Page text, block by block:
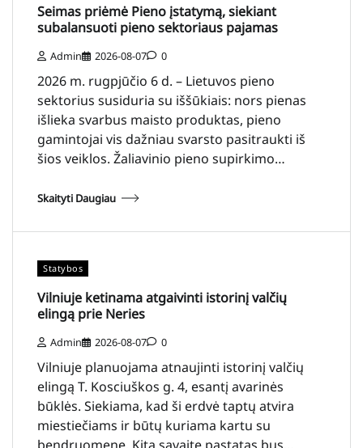
Seimas priėmė Pieno įstatymą, siekiant
subalansuoti pieno sektoriaus pajamas
Admin 2026-08-07 0
2026 m. rugpjūčio 6 d. – Lietuvos pieno
sektorius susiduria su iššūkiais: nors pienas
išlieka svarbus maisto produktas, pieno
gamintojai vis dažniau svarsto pasitraukti iš
šios veiklos. Žaliavinio pieno supirkimo…
Skaityti Daugiau
Statybos
Vilniuje ketinama atgaivinti istorinį valčių
elingą prie Neries
Admin 2026-08-07 0
Vilniuje planuojama atnaujinti istorinį valčių
elingą T. Kosciuškos g. 4, esantį avarinės
būklės. Siekiama, kad ši erdvė taptų atvira
miestiečiams ir būtų kuriama kartu su